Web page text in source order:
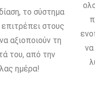
το σύστημα
στους
αξιοποιούν τη
του, από την
ημέρα!